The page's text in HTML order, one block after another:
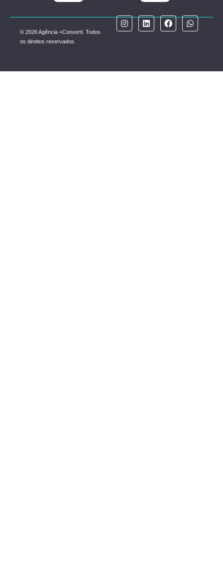
© 2026 Agência +Converti. Todos
os direitos reservados.